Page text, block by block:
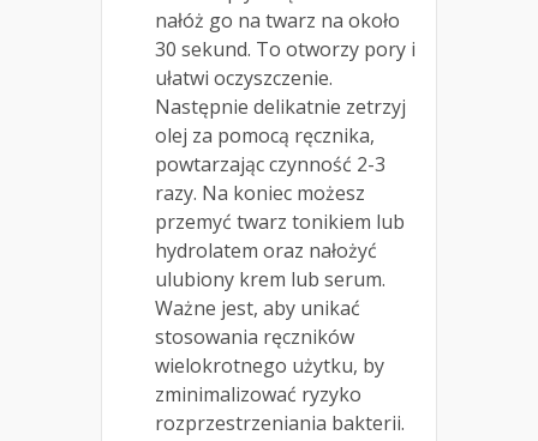
nałóż go na twarz na około
30 sekund. To otworzy pory i
ułatwi oczyszczenie.
Następnie delikatnie zetrzyj
olej za pomocą ręcznika,
powtarzając czynność 2-3
razy. Na koniec możesz
przemyć twarz tonikiem lub
hydrolatem oraz nałożyć
ulubiony krem lub serum.
Ważne jest, aby unikać
stosowania ręczników
wielokrotnego użytku, by
zminimalizować ryzyko
rozprzestrzeniania bakterii.